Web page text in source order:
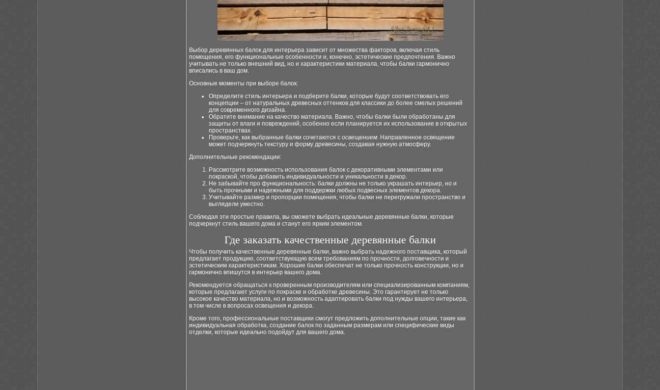
Выбор деревянных балок для интерьера зависит от множества факторов, включая стиль
помещения, его функциональные особенности и, конечно, эстетические предпочтения. Важно
учитывать не только внешний вид, но и характеристики материала, чтобы балки гармонично
вписались в ваш дом.
Основные моменты при выборе балок:
Определите стиль интерьера и подберите балки, которые будут соответствовать его
концепции – от натуральных древесных оттенков для классики до более смелых решений
для современного дизайна.
Обратите внимание на качество материала. Важно, чтобы балки были обработаны для
защиты от влаги и повреждений, особенно если планируется их использование в открытых
пространствах.
Проверьте, как выбранные балки сочетаются с освещением. Направленное освещение
может подчеркнуть текстуру и форму древесины, создавая нужную атмосферу.
Дополнительные рекомендации:
Рассмотрите возможность использования балок с декоративными элементами или
покраской, чтобы добавить индивидуальности и уникальности в декор.
Не забывайте про функциональность: балки должны не только украшать интерьер, но и
быть прочными и надежными для поддержки любых подвесных элементов декора.
Учитывайте размер и пропорции помещения, чтобы балки не перегружали пространство и
выглядели уместно.
Соблюдая эти простые правила, вы сможете выбрать идеальные деревянные балки, которые
подчеркнут стиль вашего дома и станут его ярким элементом.
Где заказать качественные деревянные балки
Чтобы получить качественные деревянные балки, важно выбрать надежного поставщика, который
предлагает продукцию, соответствующую всем требованиям по прочности, долговечности и
эстетическим характеристикам. Хорошие балки обеспечат не только прочность конструкции, но и
гармонично впишутся в интерьер вашего дома.
Рекомендуется обращаться к проверенным производителям или специализированным компаниям,
которые предлагают услуги по покраске и обработке древесины. Это гарантирует не только
высокое качество материала, но и возможность адаптировать балки под нужды вашего интерьера,
в том числе в вопросах освещения и декора.
Кроме того, профессиональные поставщики смогут предложить дополнительные опции, такие как
индивидуальная обработка, создание балок по заданным размерам или специфические виды
отделки, которые идеально подойдут для вашего дома.